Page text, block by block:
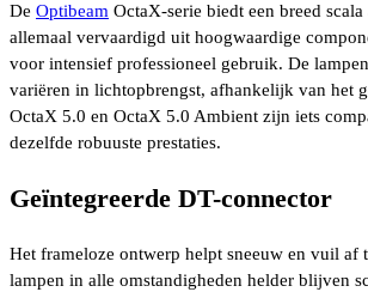
De Optibeam OctaX-serie biedt een breed
allemaal vervaardigd uit hoogwaardige
voor intensief professioneel gebruik. De
variëren in lichtopbrengst, afhankelijk van het
OctaX 5.0 en OctaX 5.0 Ambient zijn iets
dezelfde robuuste prestaties.
Geïntegreerde DT-connector
Het frameloze ontwerp helpt sneeuw en vuil af
lampen in alle omstandigheden helder blijven